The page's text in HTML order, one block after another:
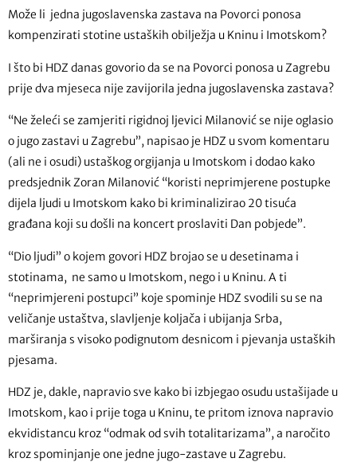
Može li jedna jugoslavenska zastava na Povorci ponosa
kompenzirati stotine ustaških obilježja u Kninu i Imotskom?
I što bi HDZ danas govorio da se na Povorci ponosa u Zagrebu
prije dva mjeseca nije zavijorila jedna jugoslavenska zastava?
“Ne želeći se zamjeriti rigidnoj ljevici Milanović se nije oglasio
o jugo zastavi u Zagrebu”, napisao je HDZ u svom komentaru
(ali ne i osudi) ustaškog orgijanja u Imotskom i dodao kako
predsjednik Zoran Milanović “koristi neprimjerene postupke
dijela ljudi u Imotskom kako bi kriminalizirao 20 tisuća
građana koji su došli na koncert proslaviti Dan pobjede”.
“Dio ljudi” o kojem govori HDZ brojao se u desetinama i
stotinama, ne samo u Imotskom, nego i u Kninu. A ti
“neprimjereni postupci” koje spominje HDZ svodili su se na
veličanje ustaštva, slavljenje koljača i ubijanja Srba,
marširanja s visoko podignutom desnicom i pjevanja ustaških
pjesama.
HDZ je, dakle, napravio sve kako bi izbjegao osudu ustašijade u
Imotskom, kao i prije toga u Kninu, te pritom iznova napravio
ekvidistancu kroz “odmak od svih totalitarizama”, a naročito
kroz spominjanje one jedne jugo-zastave u Zagrebu.